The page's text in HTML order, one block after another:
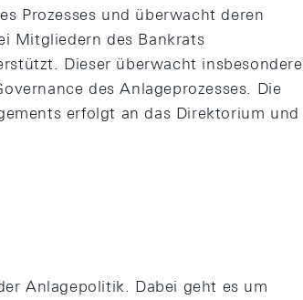
Prozesses und überwacht deren
Mitgliedern des Bankrats
Dieser überwacht insbesondere
des Anlageprozesses. Die
erfolgt an das Direktorium und
Anlagepolitik. Dabei geht es um